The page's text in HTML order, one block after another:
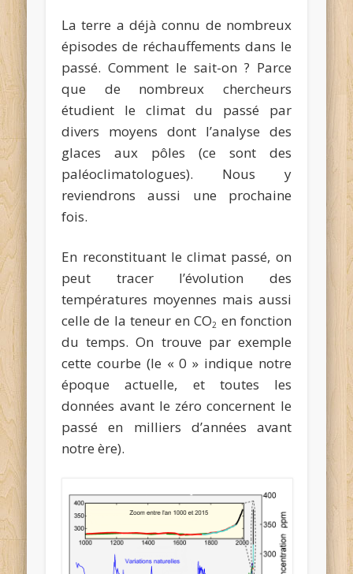
La terre a déjà connu de nombreux
épisodes de réchauffements dans le
passé. Comment le sait-on ? Parce
que de nombreux chercheurs
étudient le climat du passé par
divers moyens dont l’analyse des
glaces aux pôles (ce sont des
paléoclimatologues). Nous y
reviendrons aussi une prochaine
fois.
En reconstituant le climat passé, on
peut tracer l’évolution des
températures moyennes mais aussi
celle de la teneur en CO2 en fonction
du temps. On trouve par exemple
cette courbe (le « 0 » indique notre
époque actuelle, et toutes les
données avant le zéro concernent le
passé en milliers d’années avant
notre ère).